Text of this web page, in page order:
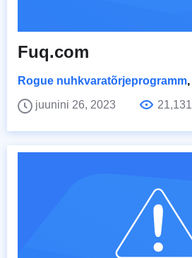
Fuq.com
Rogue nuhkvaratõrjeprogramm,
juunini 26, 2023
21,131